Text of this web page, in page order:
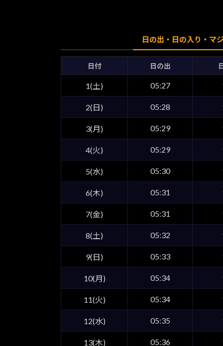
日の出・日の入り・マ
日付 日の出
1(土) 05:27
2(日) 05:28
3(月) 05:29
4(火) 05:29
5(水) 05:30
6(木) 05:31
7(金) 05:31
8(土) 05:32
9(日) 05:33
10(月) 05:34
11(火) 05:34
12(水) 05:35
13(木) 05:36